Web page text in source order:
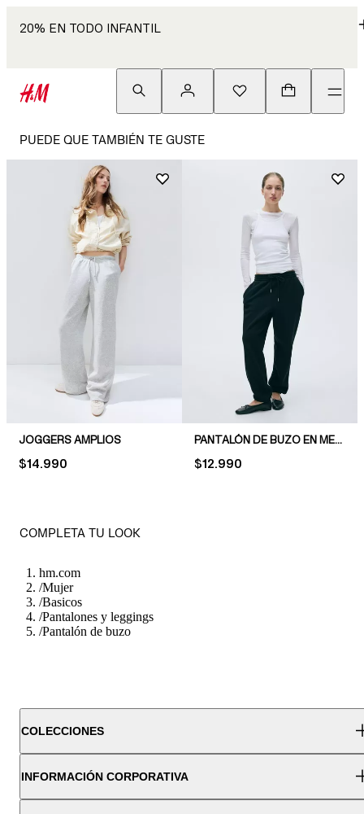
20% EN TODO INFANTIL
PUEDE QUE TAMBIÉN TE GUSTE
JOGGERS AMPLIOS
PRICE:
$14.990
PANTALÓN DE BUZO EN MEZCLA DE ALGODÓN
PRICE:
$12.990
COMPLETA TU LOOK
hm.com
/Mujer
/Basicos
/Pantalones y leggings
/Pantalón de buzo
COLECCIONES
INFORMACIÓN CORPORATIVA